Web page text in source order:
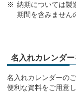
納期については製
期間を含みません
名入れカレンダ
名入れカレンダーの
便利な資料をご用意し